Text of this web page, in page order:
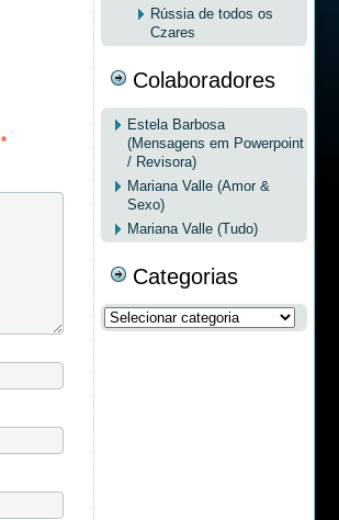
*
Rússia de todos os
Czares
Colaboradores
Estela Barbosa
(Mensagens em Powerpoint
/ Revisora)
Mariana Valle (Amor &
Sexo)
Mariana Valle (Tudo)
Categorias
Categorias